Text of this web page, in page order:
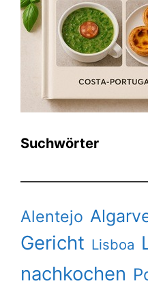
Suchwörter
Alentejo
Gericht Lisboa
nachkochen